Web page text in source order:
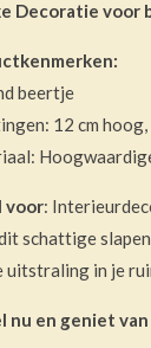
Decoratie voor
beertje
12 cm hoog,
voor:
schattige
uitstraling in je
nu en geniet